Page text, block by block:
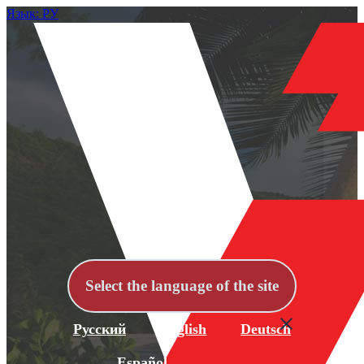
Язык: РУ
Select the language of the site
Русский English Deutsch